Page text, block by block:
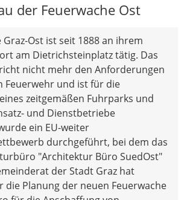
der Feuerwache Ost
Graz-Ost ist seit 1888 an ihrem
am Dietrichsteinplatz tätig. Das
nicht mehr den Anforderungen
Feuerwehr und ist für die
zeitgemäßen Fuhrparks und
und Dienstbetriebe
ein EU-weiter
durchgeführt, bei dem das
"Architektur Büro SuedOst"
der Stadt Graz hat
die Planung der neuen Feuerwache